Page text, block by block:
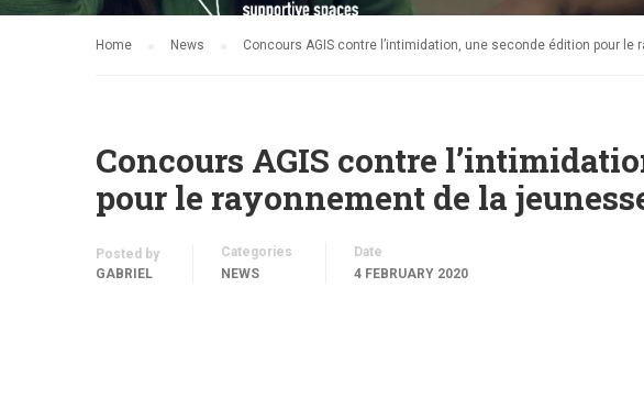
Home News Concours AGIS contre l’intimidation, une seconde édition pour le
Concours AGIS contre
pour le rayonnement de la
Posted by
GABRIEL
Categories
NEWS
Date
4 FEBRUARY 2020